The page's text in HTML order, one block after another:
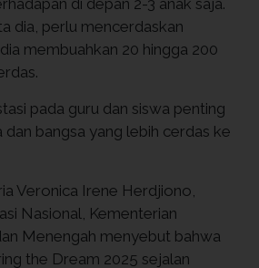
dia, perlu mencerdaskan
membuahkan 20 hingga 200
pada guru dan siswa penting
dan bangsa yang lebih cerdas ke
Veronica Irene Herdjiono,
Nasional, Kementerian
Menengah menyebut bahwa
the Dream 2025 sejalan